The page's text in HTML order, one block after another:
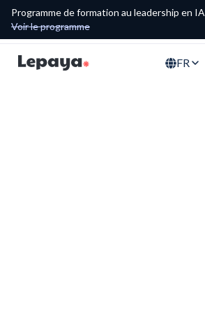
Programme de formation au leadership en IA
Voir le programme
FR